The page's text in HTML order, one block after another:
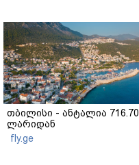
თბილისი - ანტალია 716.70
ლარიდან
fly.ge